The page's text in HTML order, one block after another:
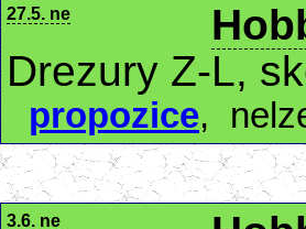
27.5. ne
Drezury Z-L,
propozice,
3.6. ne